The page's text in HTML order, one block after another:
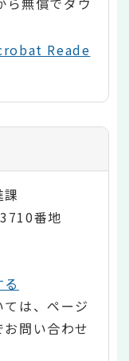
Reade
番地
は、ページ
問い合わせ